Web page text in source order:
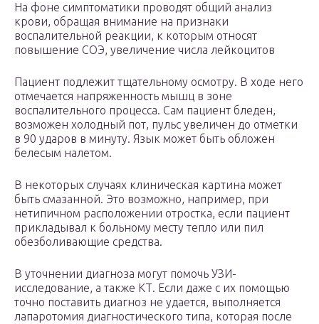
На фоне симптоматики проводят общий анализ
крови, обращая внимание на признаки
воспалительной реакции, к которым относят
повышение СОЭ, увеличение числа лейкоцитов
Пациент подлежит тщательному осмотру. В ходе него
отмечается напряженность мышц в зоне
воспалительного процесса. Сам пациент бледен,
возможен холодный пот, пульс увеличен до отметки
в 90 ударов в минуту. Язык может быть обложен
белесым налетом.
В некоторых случаях клиническая картина может
быть смазанной. Это возможно, например, при
нетипичном расположении отростка, если пациент
прикладывал к больному месту тепло или пил
обезболивающие средства.
В уточнении диагноза могут помочь УЗИ-
исследование, а также КТ. Если даже с их помощью
точно поставить диагноз не удается, выполняется
лапаротомия диагностического типа, которая после